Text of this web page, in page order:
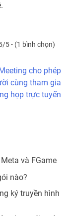
5 - (1 bình chọn)
cho phép
cùng tham gia
họp trực tuyến
và FGame
nào?
ký truyền hình